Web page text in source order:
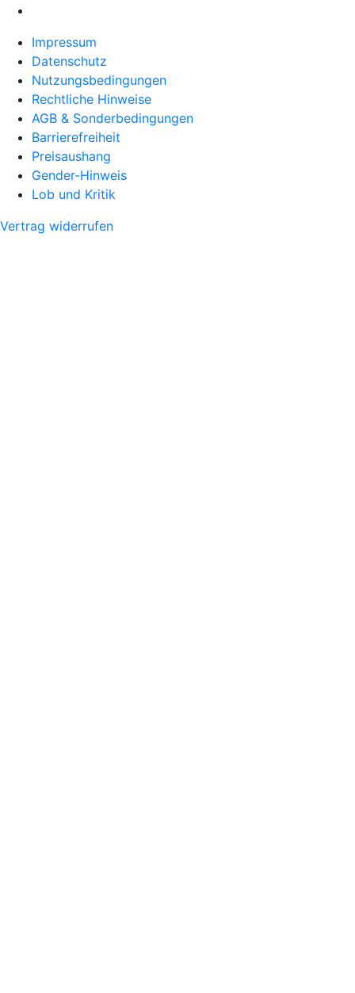
Impressum
Datenschutz
Nutzungsbedingungen
Rechtliche Hinweise
AGB & Sonderbedingungen
Barrierefreiheit
Preisaushang
Gender-Hinweis
Lob und Kritik
Vertrag widerrufen